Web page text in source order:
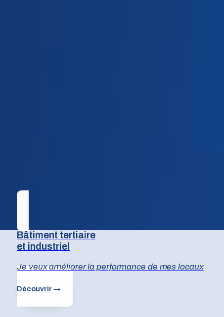
bâtiment
Bâtiment tertiaire
et industriel
Je veux améliorer la performance de mes locaux
Découvrir →